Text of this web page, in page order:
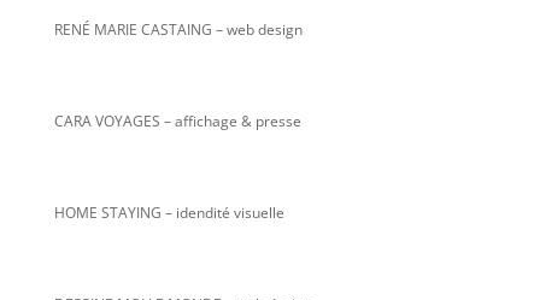
RENÉ MARIE CASTAING – web design
CARA VOYAGES – affichage & presse
HOME STAYING – idendité visuelle